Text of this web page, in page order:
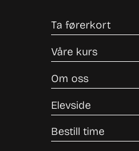
Ta førerkort
Våre kurs
Om oss
Elevside
Bestill time